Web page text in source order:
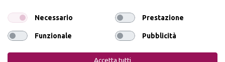
Privacy Policy Cookie Policy
Necessario Prestazione
Funzionale Pubblicità
Accetta tutti
IL10% DI SCONTO
dell’art. 13 del Reg UE 2016/679 e presto il mio consenso a ricevere email
promozionali. In qualsiasi momento è possibile revocare il consenso